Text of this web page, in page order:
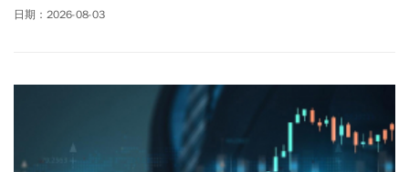
記者會，確定調整處置期間，第一次及第二次(含)以上遭發布處置之
日)。另外，普通交易有價證券撮合作業時間也進行調整，第一次及
第二次(含)以上遭發布處置之普通交易有價證券，其撮合作業時間參
考現行瞬間價格穩定措施暫緩撮合期間，調整為約每2分鐘撮合一次
(原為約每5分鐘或20分鐘撮合一次)。至於收盤價起迄價差標準也改
日期：2026-08-03